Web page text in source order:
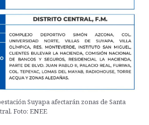
Suyapa afectarán zonas de Santa
Foto: ENEE